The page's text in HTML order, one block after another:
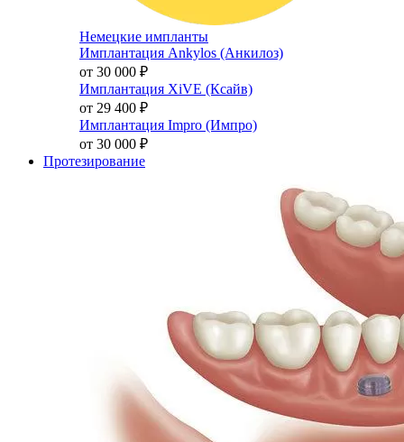
Немецкие импланты
Имплантация Ankylos (Анкилоз)
от 30 000 ₽
Имплантация XiVE (Ксайв)
от 29 400 ₽
Имплантация Impro (Импро)
от 30 000 ₽
Протезирование